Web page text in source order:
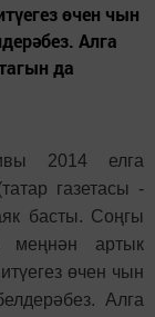
өчен чын
Алга
да
2014 елга
газетасы -
басты. Соңгы
меңнән артык
өчен чын
Алга